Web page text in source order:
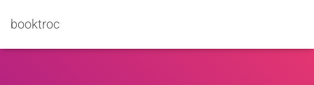
booktroc